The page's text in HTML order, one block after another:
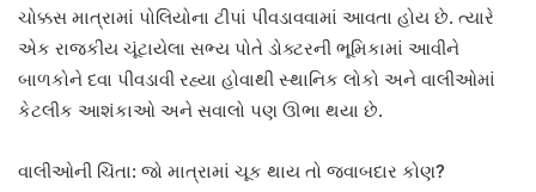
ચોક્કસ માત્રામાં પોલિયોના ટીપાં પીવડાવવામાં આવતા હોય છે. ત્યારે
એક રાજકીય ચૂંટાયેલા સભ્ય પોતે ડોક્ટરની ભૂમિકામાં આવીને
બાળકોને દવા પીવડાવી રહ્યા હોવાથી સ્થાનિક લોકો અને વાલીઓમાં
કેટલીક આશંકાઓ અને સવાલો પણ ઊભા થયા છે.
વાલીઓની ચિંતા: જો માત્રામાં ચૂક થાય તો જવાબદાર કોણ?